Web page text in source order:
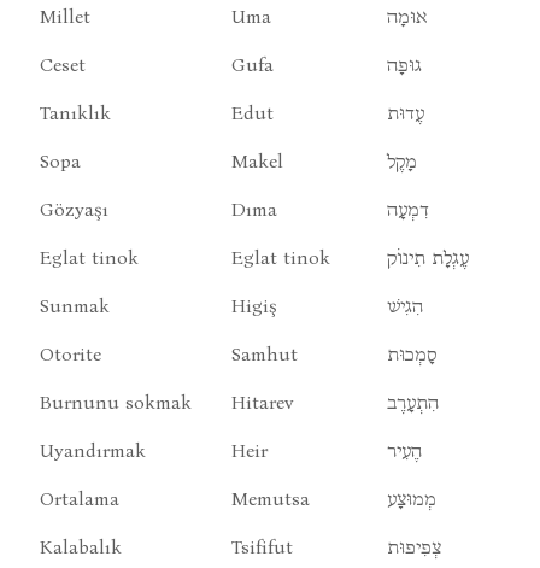
Millet Uma אוּמָה
Ceset Gufa גוּפָה
Tanıklık Edut עֶדוּת
Sopa Makel מָקֶל
Gözyaşı Dıma דִמְעָה
Eglat tinok Eglat tinok עֶגְלָת תִינוֹק
Sunmak Higiş הִגִישׁ
Otorite Samhut סָמְכוּת
Burnunu sokmak Hitarev הִתְעָרֶב
Uyandırmak Heir הֶעִיר
Ortalama Memutsa מְמוּצָע
Kalabalık Tsififut צְפִיפוּת